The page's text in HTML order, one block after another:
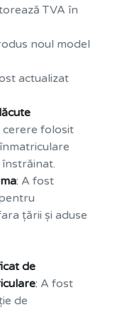
TVA în
noul model
actualizat
cerere folosit
: A fost
țării și aduse
de
: A fost
de